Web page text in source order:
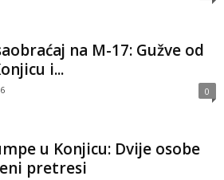
na M-17: Gužve od
i...
0
u Konjicu: Dvije osobe
pretresi